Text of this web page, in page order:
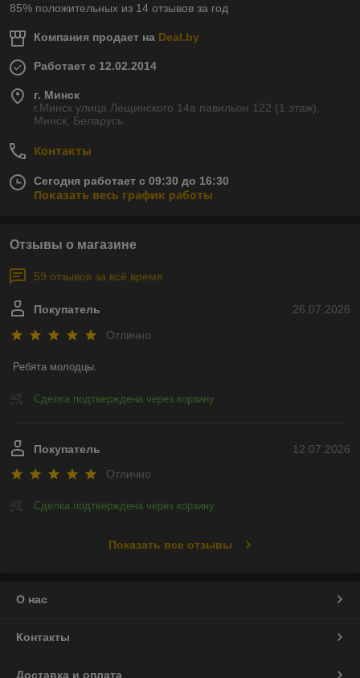
85% положительных из 14 отзывов за год
Компания продает на Deal.by
Работает с 12.02.2014
г. Минск
г.Минск улица Лещинского 14а павильон 122 (1 этаж),
Минск, Беларусь
Контакты
Сегодня работает с 09:30 до 16:30
Показать весь график работы
Отзывы о магазине
59 отзывов за всё время
26.07.2026
Покупатель
Отлично
Ребята молодцы.
Сделка подтверждена через корзину
12.07.2026
Покупатель
Отлично
Сделка подтверждена через корзину
Показать все отзывы
О нас
Контакты
Доставка и оплата